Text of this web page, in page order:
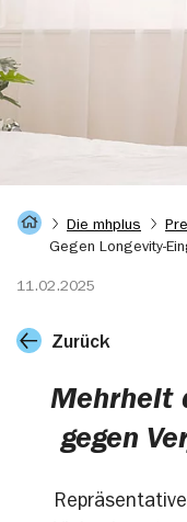
Startseite
Die mhplus
Gegen Longevity-
11.02.2025
Zurück
Mehrheit
gegen